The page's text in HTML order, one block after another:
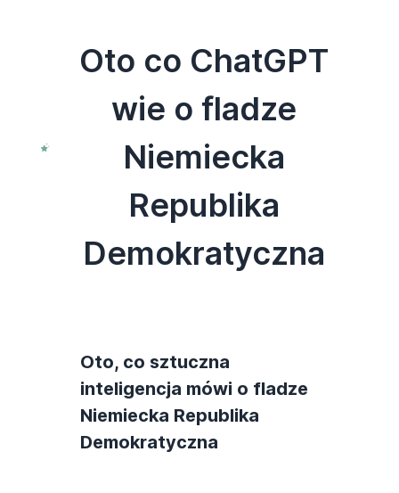
Oto co ChatGPT
wie o fladze
Niemiecka
Republika
Demokratyczna
Oto, co sztuczna
inteligencja mówi o fladze
Niemiecka Republika
Demokratyczna